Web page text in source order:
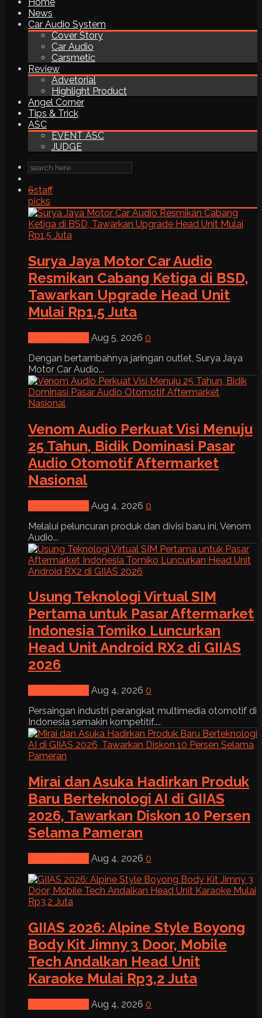
News
Car Audio System
Cover Story
Car Audio
Carsmetic
Review
Advetorial
Highlight Product
Angel Corner
Tips & Trick
ASC
EVENT ASC
JUDGE
6staff
picks
Surya Jaya Motor Car Audio
Resmikan Cabang Ketiga di BSD,
Tawarkan Upgrade Head Unit
Mulai Rp1,5 Juta
Aug 5, 2026 0
Dengan bertambahnya jaringan outlet, Surya Jaya
Motor Car Audio...
Venom Audio Perkuat Visi Menuju
25 Tahun, Bidik Dominasi Pasar
Audio Otomotif Aftermarket
Nasional
Aug 4, 2026 0
Melalui peluncuran produk dan divisi baru ini, Venom
Audio...
Usung Teknologi Virtual SIM
Pertama untuk Pasar Aftermarket
Indonesia Tomiko Luncurkan
Head Unit Android RX2 di GIIAS
2026
Aug 4, 2026 0
Persaingan industri perangkat multimedia otomotif di
Indonesia semakin kompetitif....
Mirai dan Asuka Hadirkan Produk
Baru Berteknologi AI di GIIAS
2026, Tawarkan Diskon 10 Persen
Selama Pameran
Aug 4, 2026 0
GIIAS 2026: Alpine Style Boyong
Body Kit Jimny 3 Door, Mobile
Tech Andalkan Head Unit
Karaoke Mulai Rp3,2 Juta
Aug 4, 2026 0